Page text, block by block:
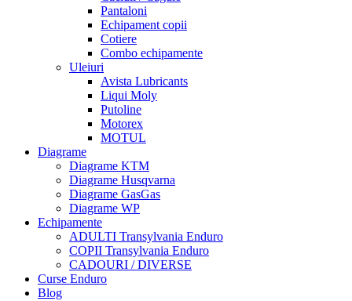
Pantaloni
Echipament copii
Cotiere
Combo echipamente
Uleiuri
Avista Lubricants
Liqui Moly
Putoline
Motorex
MOTUL
Diagrame
Diagrame KTM
Diagrame Husqvarna
Diagrame GasGas
Diagrame WP
Echipamente
ADULTI Transylvania Enduro
COPII Transylvania Enduro
CADOURI / DIVERSE
Curse Enduro
Blog